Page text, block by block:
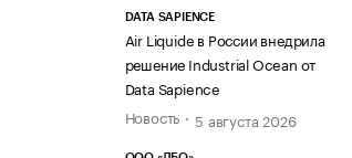
DATA SAPIENCE
Air Liquide в России внедрила
решение Industrial Ocean от
Data Sapience
Новость
5 августа 2026